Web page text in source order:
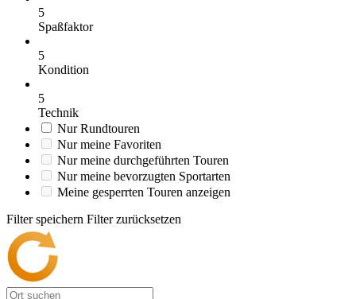
5
Spaßfaktor
5
Kondition
5
Technik
Nur Rundtouren
Nur meine Favoriten
Nur meine durchgeführten Touren
Nur meine bevorzugten Sportarten
Meine gesperrten Touren anzeigen
Filter speichern Filter zurücksetzen